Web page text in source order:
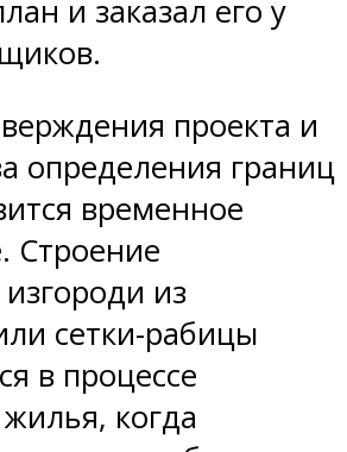
и заказал его у
проекта и
определения границ
временное
Строение
из
сетки-рабицы
в процессе
когда